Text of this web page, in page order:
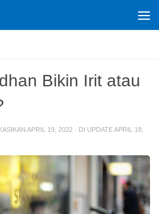
Bikin Irit atau
APRIL 19, 2022 · DI UPDATEAPRIL 18,